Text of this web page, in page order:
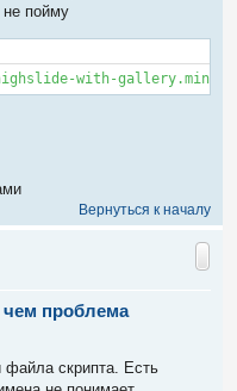
не пойму
highslide-with-
Вернуться к началу
чем проблема
скрипта. Есть